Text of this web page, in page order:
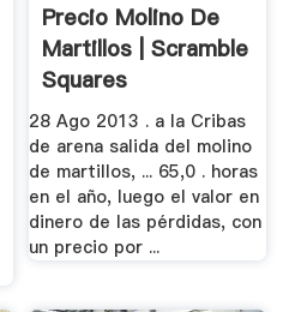
Precio Molino De
Martillos | Scramble
Squares
28 Ago 2013 . a la Cribas
de arena salida del molino
de martillos, ... 65,0 . horas
en el año, luego el valor en
dinero de las pérdidas, con
un precio por ...